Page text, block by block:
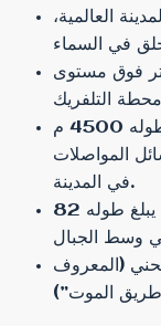
العالمية،
سكاي سيتي على هضبة ما، 750 متر فوق مستوى
يعتبر أطول تلفريك في الشرق الأوسط، يبلغ طوله 4500 م
أهم وسائل المواصلات
في المدينة.
بالإضافة إلى ذلك، طريق الجلالة الذي يبلغ طوله 82
(المعروف